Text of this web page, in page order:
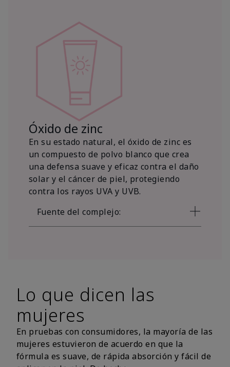
Óxido de zinc
En su estado natural, el óxido de zinc es
un compuesto de polvo blanco que crea
una defensa suave y eficaz contra el daño
solar y el cáncer de piel, protegiendo
contra los rayos UVA y UVB.
Fuente del complejo:
Lo que dicen las
mujeres
En pruebas con consumidores, la mayoría de las
mujeres estuvieron de acuerdo en que la
fórmula es suave, de rápida absorción y fácil de